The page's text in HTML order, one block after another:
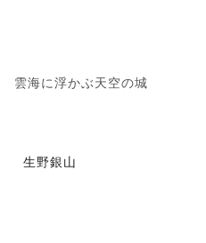
雲海に浮かぶ天空の城
生野銀山